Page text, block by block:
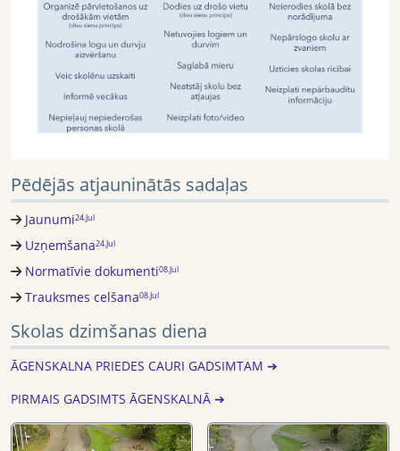
Pēdējās atjauninātās sadaļas
Jaunumi24.Jul
Uzņemšana24.Jul
Normatīvie dokumenti08.Jul
Trauksmes celšana08.Jul
Skolas dzimšanas diena
ĀGENSKALNA PRIEDES CAURI GADSIMTAM ➔
PIRMAIS GADSIMTS ĀGENSKALNĀ ➔